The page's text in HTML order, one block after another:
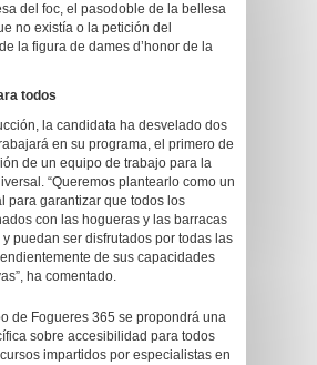
del foc, el pasodoble de la bellesa
no existía o la petición del
la figura de dames d’honor de la
todos
la candidata ha desvelado dos
en su programa, el primero de
de un equipo de trabajo para la
“Queremos plantearlo como un
para garantizar que todos los
con las hogueras y las barracas
puedan ser disfrutados por todas las
de sus capacidades
ha comentado.
de Fogueres 365 se propondrá una
sobre accesibilidad para todos
impartidos por especialistas en